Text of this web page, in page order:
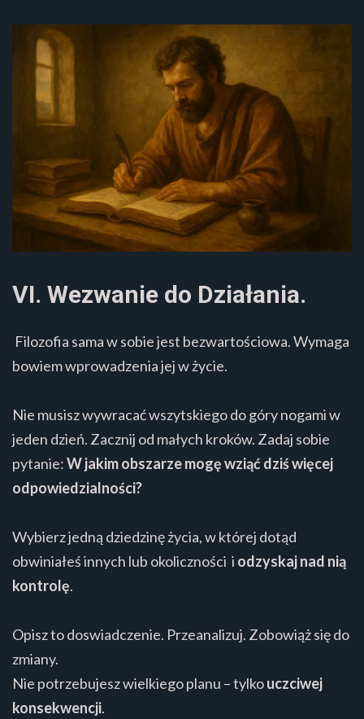
VI. Wezwanie do Działania.
Filozofia sama w sobie jest bezwartościowa. Wymaga
bowiem wprowadzenia jej w życie.
Nie musisz wywracać wszytskiego do góry nogami w
jeden dzień. Zacznij od małych kroków. Zadaj sobie
pytanie:W jakim obszarze mogę wziąć dziś więcej
odpowiedzialności?
Wybierz jedną dziedzinę życia, w której dotąd
obwiniałeś innych lub okoliczności i odzyskaj nad nią
kontrolę.
Opisz to doswiadczenie. Przeanalizuj. Zobowiąż się do
zmiany.
Nie potrzebujesz wielkiego planu – tylkouczciwej
konsekwencji.